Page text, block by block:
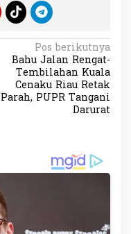
Pos berikutnya
Bahu Jalan Rengat-
Tembilahan Kuala
Cenaku Riau Retak
Parah, PUPR Tangani
Darurat